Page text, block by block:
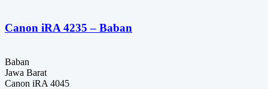
Canon iRA 4235 – Baban
Baban
Jawa Barat
Canon iRA 4045